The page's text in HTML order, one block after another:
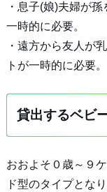
・息子(娘)夫婦が
一時的に必要。
・遠方から友人が
トが一時的に必要。
貸出するベビ
おおよそ０歳～９
ド型のタイプとなり